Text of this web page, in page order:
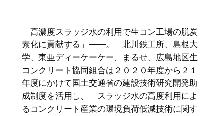
「高濃度スラッジ水の利用で生コン工場の脱炭
素化に貢献する」――。 北川鉄工所、島根大
学、東亜ディーケーケー、まるせ、広島地区生
コンクリート協同組合は２０２０年度から２１
年度にかけて国土交通省の建設技術研究開発助
成制度を活用し、「スラッジ水の高度利用によ
るコンクリート産業の環境負荷低減技術に関す